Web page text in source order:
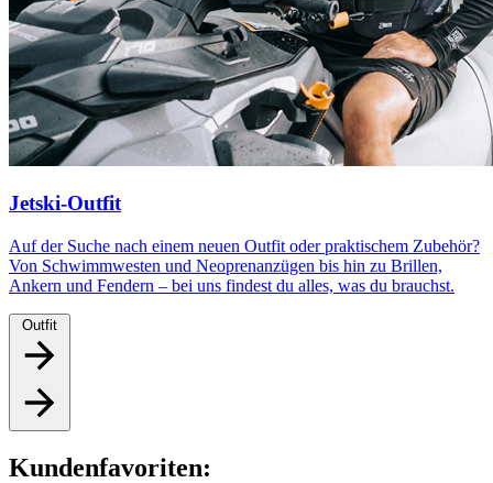
Jetski-Outfit
Auf der Suche nach einem neuen Outfit oder praktischem Zubehör?
Von Schwimmwesten und Neoprenanzügen bis hin zu Brillen,
Ankern und Fendern – bei uns findest du alles, was du brauchst.
Outfit
Kundenfavoriten: